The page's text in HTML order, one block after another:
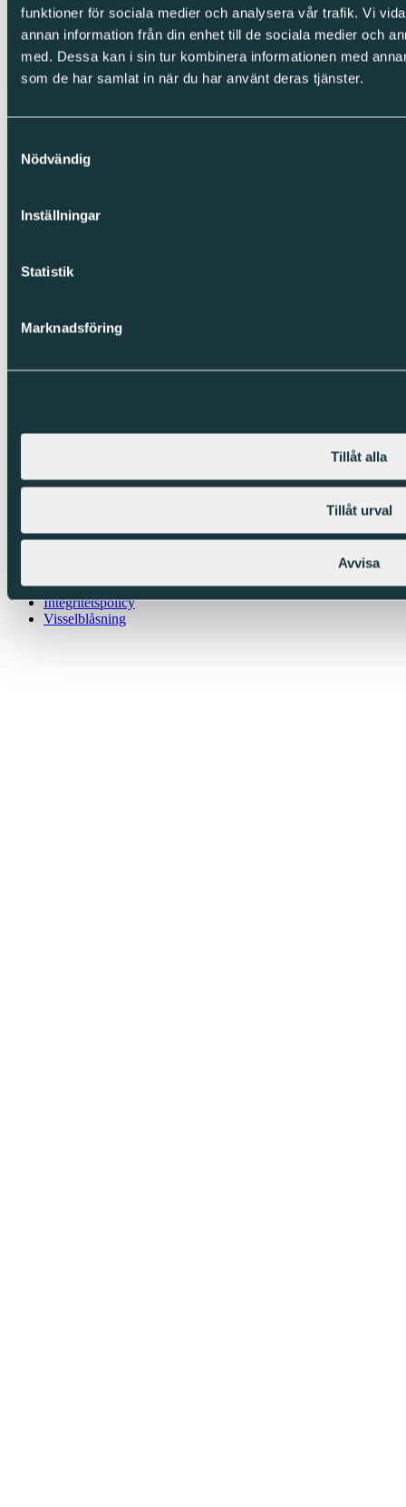
funktioner för sociala medier och analysera vår trafik. Vi
annan information från din enhet till de sociala medier och
med. Dessa kan i sin tur kombinera informationen med
som de har samlat in när du har använt deras tjänster.
Nödvändig
Inställningar
Statistik
Marknadsföring
Tillåt alla
Tillåt urval
Avvisa
English
Cookies
Integritetspolicy
Visselblåsning